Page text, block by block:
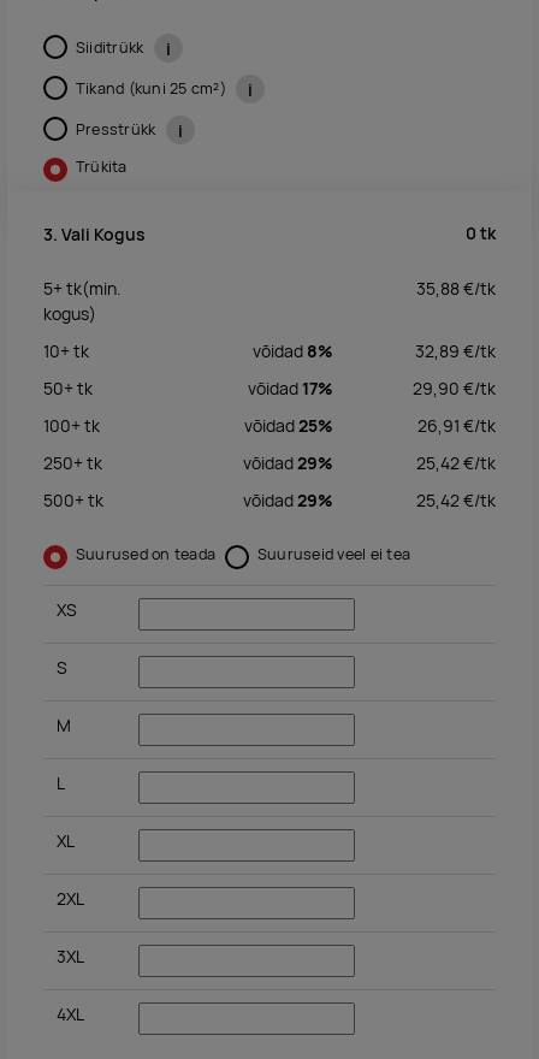
Siiditrükk i
Tikand (kuni 25 cm²) i
Presstrükk i
Trükita
3. Vali Kogus 0 tk
5+tk(min.
kogus)
35,88€/tk
10+tk võidad 8% 32,89 €/tk
50+tk võidad 17% 29,90 €/tk
100+tk võidad25% 26,91 €/tk
250+tk võidad29% 25,42€/tk
500+tk võidad29% 25,42€/tk
Suurused on teada Suuruseid veel ei tea
XS
S
M
L
XL
2XL
3XL
4XL